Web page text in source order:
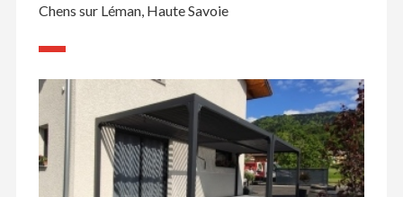
Chens sur Léman, Haute Savoie